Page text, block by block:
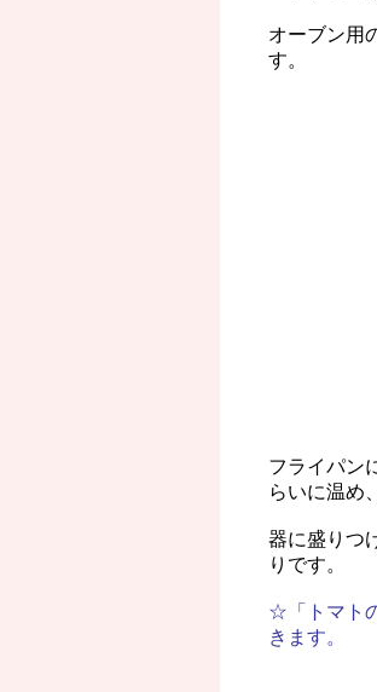
オーブン用
す。
フライパン
らいに温め
器に盛りつ
りです。
☆「トマト
きます。